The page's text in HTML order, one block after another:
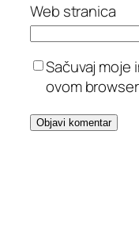
Web stranica
Sačuvaj moje
ovom